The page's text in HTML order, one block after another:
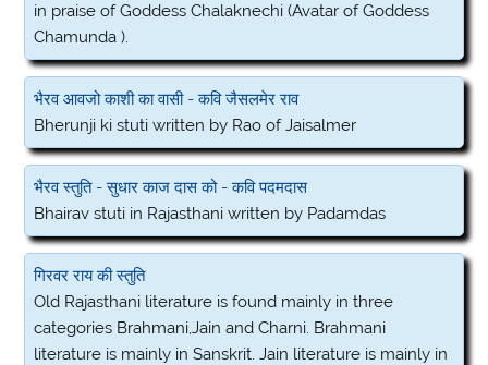
in praise of Goddess Chalaknechi (Avatar of Goddess
Chamunda ).
भैरव आवजो काशी का वासी - कवि जैसलमेर राव
Bherunji ki stuti written by Rao of Jaisalmer
भैरव स्तुति - सुधार काज दास को - कवि पदमदास
Bhairav stuti in Rajasthani written by Padamdas
गिरवर राय की स्तुति
Old Rajasthani literature is found mainly in three
categories Brahmani,Jain and Charni. Brahmani
literature is mainly in Sanskrit. Jain literature is mainly in